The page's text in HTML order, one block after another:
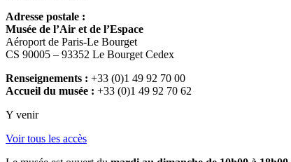
Adresse postale :
Musée de l’Air et de l’Espace
Aéroport de Paris-Le Bourget
CS 90005 – 93352 Le Bourget Cedex
Renseignements : +33 (0)1 49 92 70 00
Accueil du musée : +33 (0)1 49 92 70 62
Y venir
Voir tous les accès